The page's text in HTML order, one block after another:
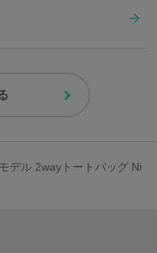
デル 2wayトートバッグ Ni